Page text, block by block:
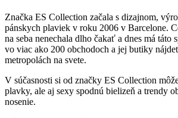
Značka ES Collection začala s dizajnom,
pánskych plaviek v roku 2006 v Barcelone.
na seba nenechala dlho čakať a dnes má táto
vo viac ako 200 obchodoch a jej butiky
metropolách na svete.
V súčasnosti si od značky ES Collection
plavky, ale aj sexy spodnú bielizeň a trendy
nosenie.